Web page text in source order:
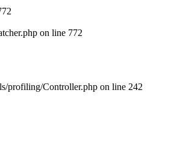
on line 772
profiling/Controller.php on line 242